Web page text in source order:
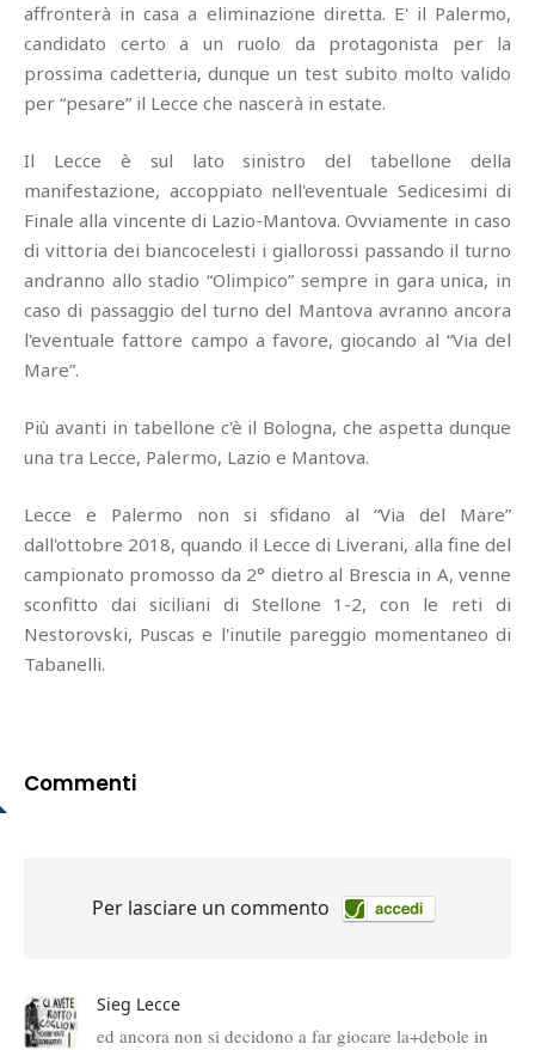
affronterà in casa a eliminazione diretta. E' il Palermo,
candidato certo a un ruolo da protagonista per la
prossima cadetteria, dunque un test subito molto valido
per “pesare” il Lecce che nascerà in estate.
Il Lecce è sul lato sinistro del tabellone della
manifestazione, accoppiato nell'eventuale Sedicesimi di
Finale alla vincente di Lazio-Mantova. Ovviamente in caso
di vittoria dei biancocelesti i giallorossi passando il turno
andranno allo stadio “Olimpico” sempre in gara unica, in
caso di passaggio del turno del Mantova avranno ancora
l'eventuale fattore campo a favore, giocando al “Via del
Mare”.
Più avanti in tabellone c'è il Bologna, che aspetta dunque
una tra Lecce, Palermo, Lazio e Mantova.
Lecce e Palermo non si sfidano al “Via del Mare”
dall'ottobre 2018, quando il Lecce di Liverani, alla fine del
campionato promosso da 2° dietro al Brescia in A, venne
sconfitto dai siciliani di Stellone 1-2, con le reti di
Nestorovski, Puscas e l'inutile pareggio momentaneo di
Tabanelli.
Commenti